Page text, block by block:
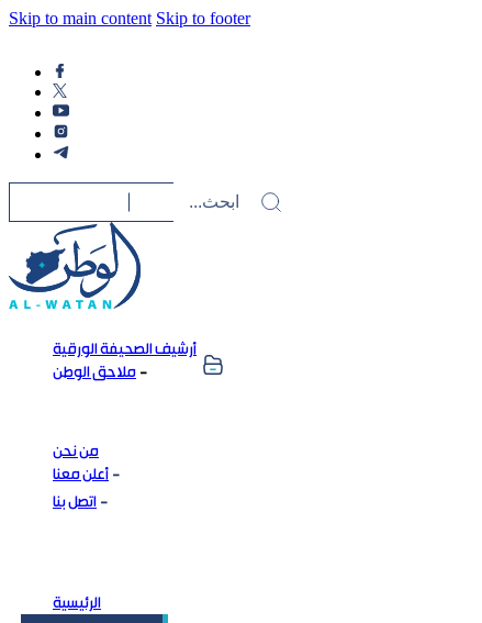
Skip to main content Skip to footer
أرشيف الصحيفة الورقية
ملاحق الوطن
من نحن
أعلن معنا
اتصل بنا
الرئيسية